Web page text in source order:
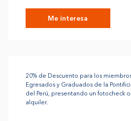
Me interesa
20% de Descuento para los
Egresados y Graduados de la
del Perú, presentando un fotocheck
alquiler.